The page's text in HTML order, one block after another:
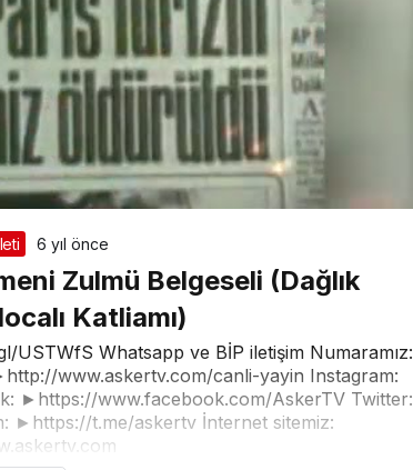
6 yıl önce
Zulmü Belgeseli (Dağlık
Katliamı)
Whatsapp ve BİP iletişim Numaramız:
www.askertv.com/canli-yayin Instagram:
►https://www.facebook.com/AskerTV Twitter:
►https://t.me/askertv İnternet sitemiz: